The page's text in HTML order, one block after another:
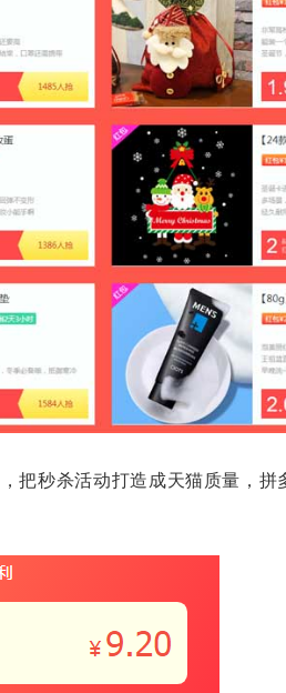
，把秒杀活动打造成天猫质量，